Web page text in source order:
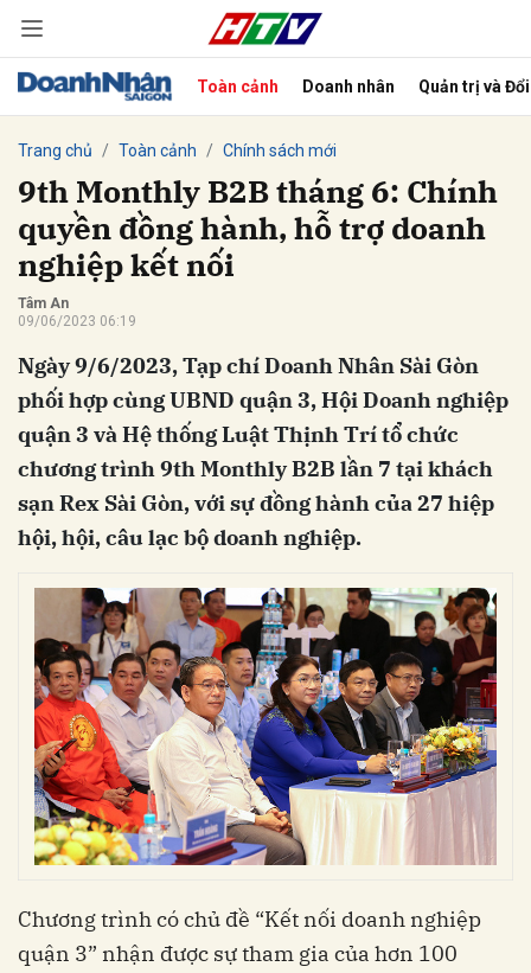
Toàn cảnh Doanh nhân Quản trị và
Trang chủ Toàn cảnh Chính sách mới
9th Monthly B2B tháng 6: Chính
quyền đồng hành, hỗ trợ doanh
nghiệp kết nối
Tâm An
09/06/2023 06:19
Ngày 9/6/2023, Tạp chí Doanh Nhân Sài Gòn
phối hợp cùng UBND quận 3, Hội Doanh nghiệp
quận 3 và Hệ thống Luật Thịnh Trí tổ chức
chương trình 9th Monthly B2B lần 7 tại khách
sạn Rex Sài Gòn, với sự đồng hành của 27 hiệp
hội, hội, câu lạc bộ doanh nghiệp.
Chương trình có chủ đề “Kết nối doanh nghiệp
quận 3” nhận được sự tham gia của hơn 100
Hủy